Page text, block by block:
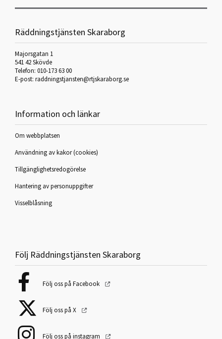
Räddningstjänsten Skaraborg
Majorsgatan 1
541 42 Skövde
Telefon: 010-173 63 00
E-post: raddningstjansten@rtjskaraborg.se
Information och länkar
Om webbplatsen
Användning av kakor (cookies)
Tillgänglighetsredogörelse
Hantering av personuppgifter
Visselblåsning
Följ Räddningstjänsten Skaraborg
Följ oss på Facebook
Följ oss på X
Följ oss på instagram